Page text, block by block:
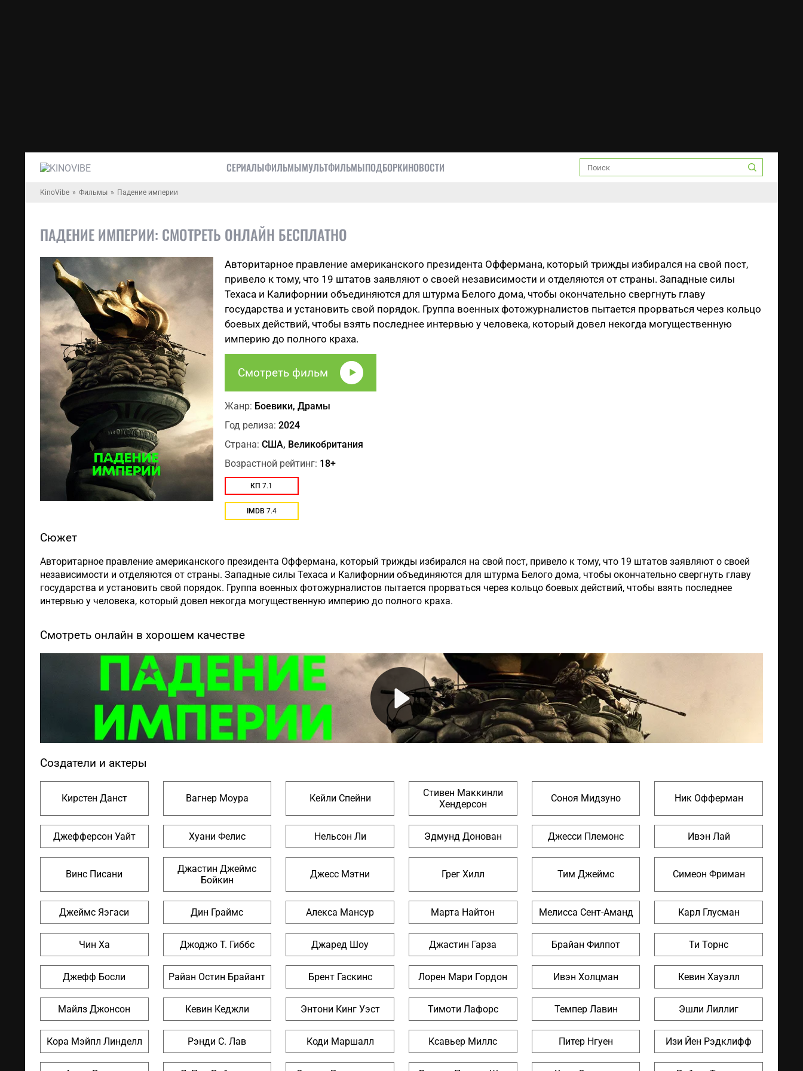
СЕРИАЛЫФИЛЬМЫМУЛЬТФИЛЬМЫПОДБОРКИНОВОСТИ
KinoVibe Фильмы Падение империи
ПАДЕНИЕ ИМПЕРИИ: СМОТРЕТЬ ОНЛАЙН БЕСПЛАТНО
Авторитарное правление американского президента Оффермана, который трижды избирался на свой пост,
привело к тому, что 19 штатов заявляют о своей независимости и отделяются от страны. Западные силы
Техаса и Калифорнии объединяются для штурма Белого дома, чтобы окончательно свергнуть главу
государства и установить свой порядок. Группа военных фотожурналистов пытается прорваться через кольцо
боевых действий, чтобы взять последнее интервью у человека, который довел некогда могущественную
империю до полного краха.
Смотреть фильм
Жанр: Боевики, Драмы
Год релиза: 2024
Страна: США, Великобритания
Возрастной рейтинг: 18+
КП 7.1
IMDB 7.4
Сюжет
Авторитарное правление американского президента Оффермана, который трижды избирался на свой пост, привело к тому, что 19 штатов заявляют о своей
независимости и отделяются от страны. Западные силы Техаса и Калифорнии объединяются для штурма Белого дома, чтобы окончательно свергнуть главу
государства и установить свой порядок. Группа военных фотожурналистов пытается прорваться через кольцо боевых действий, чтобы взять последнее
интервью у человека, который довел некогда могущественную империю до полного краха.
Смотреть онлайн в хорошем качестве
Создатели и актеры
Кирстен Данст Вагнер Моура Кейли Спейни
Стивен Маккинли
Хендерсон
Соноя Мидзуно Ник Офферман
Джефферсон Уайт Хуани Фелис Нельсон Ли Эдмунд Донован Джесси Племонс Ивэн Лай
Винс Писани
Джастин Джеймс
Бойкин
Джесс Мэтни Грег Хилл Тим Джеймс Симеон Фриман
Джеймс Яэгаси Дин Граймс Алекса Мансур Марта Найтон Мелисса Сент-Аманд Карл Глусман
Чин Ха Джоджо Т. Гиббс Джаред Шоу Джастин Гарза Брайан Филпот Ти Торнс
Джефф Босли Райан Остин Брайант Брент Гаскинс Лорен Мари Гордон Ивэн Холцман Кевин Хауэлл
Майлз Джонсон Кевин Кеджли Энтони Кинг Уэст Тимоти Лафорс Темпер Лавин Эшли Лиллиг
Кора Мэйпл Линделл Рэнди С. Лав Коди Маршалл Ксавьер Миллс Питер Нгуен Изи Йен Рэдклифф